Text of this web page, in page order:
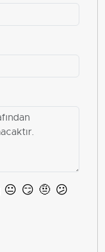
😐 😏 🤨 😕